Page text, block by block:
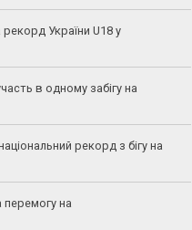
України U18 у
в одному забігу на
рекорд з бігу на
на